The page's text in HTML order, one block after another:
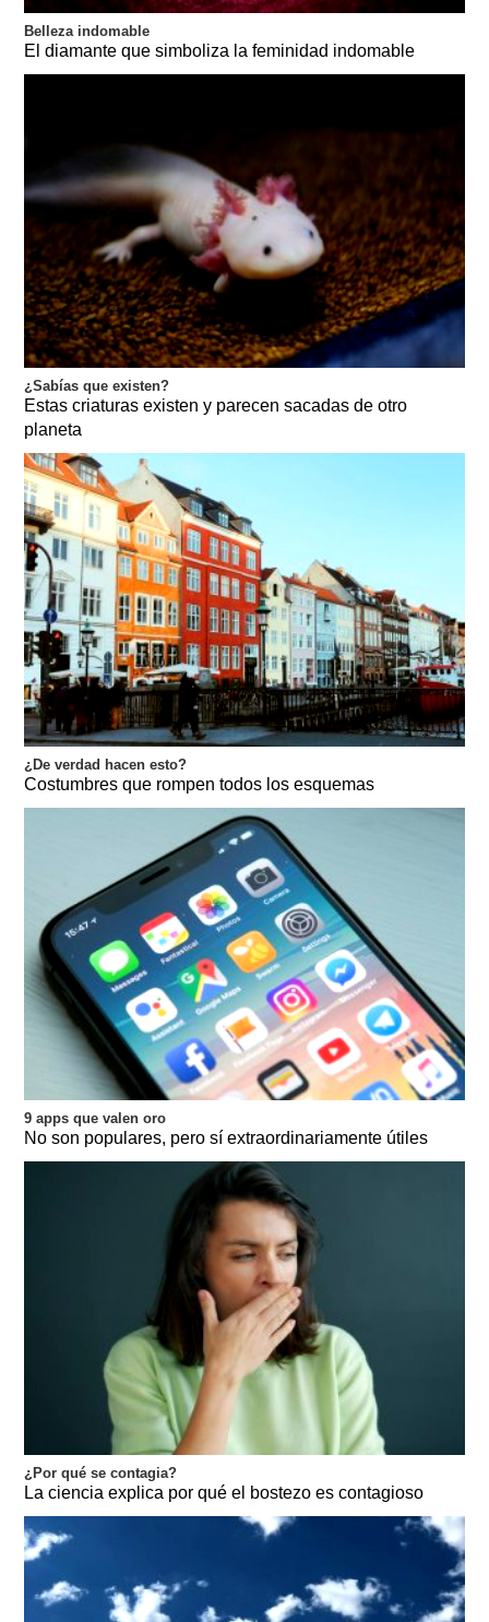
Belleza indomable
El diamante que simboliza la feminidad indomable
¿Sabías que existen?
Estas criaturas existen y parecen sacadas de otro
planeta
¿De verdad hacen esto?
Costumbres que rompen todos los esquemas
9 apps que valen oro
No son populares, pero sí extraordinariamente útiles
¿Por qué se contagia?
La ciencia explica por qué el bostezo es contagioso